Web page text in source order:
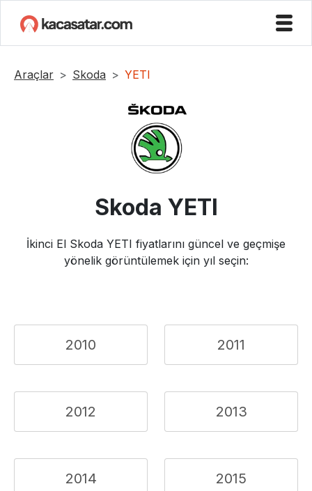
Araçlar Skoda YETI
Skoda YETI
İkinci El Skoda YETI fiyatlarını güncel ve geçmişe
yönelik görüntülemek için yıl seçin:
2010 2011
2012 2013
2014 2015